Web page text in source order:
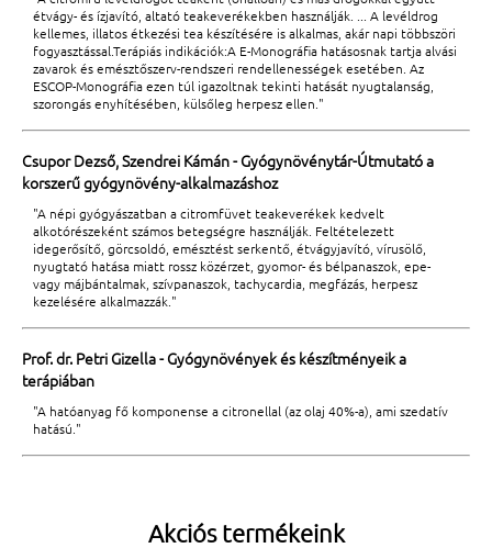
étvágy- és ízjavító, altató teakeverékekben használják. ... A levéldrog
kellemes, illatos étkezési tea készítésére is alkalmas, akár napi többszöri
fogyasztással.Terápiás indikációk:A E-Monográfia hatásosnak tartja alvási
zavarok és emésztőszerv-rendszeri rendellenességek esetében. Az
ESCOP-Monográfia ezen túl igazoltnak tekinti hatását nyugtalanság,
szorongás enyhítésében, külsőleg herpesz ellen."
Csupor Dezső, Szendrei Kámán - Gyógynövénytár-Útmutató a
korszerű gyógynövény-alkalmazáshoz
"A népi gyógyászatban a citromfüvet teakeverékek kedvelt
alkotórészeként számos betegségre használják. Feltételezett
idegerősítő, görcsoldó, emésztést serkentő, étvágyjavító, vírusölő,
nyugtató hatása miatt rossz közérzet, gyomor- és bélpanaszok, epe-
vagy májbántalmak, szívpanaszok, tachycardia, megfázás, herpesz
kezelésére alkalmazzák."
Prof. dr. Petri Gizella - Gyógynövények és készítményeik a
terápiában
"A hatóanyag fő komponense a citronellal (az olaj 40%-a), ami szedatív
hatású."
Akciós termékeink